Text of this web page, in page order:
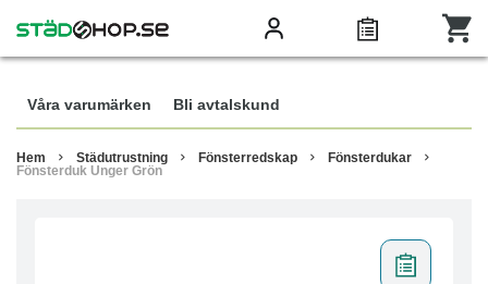
Våra varumärken Bli avtalskund
Hem Städutrustning Fönsterredskap
Fönsterdukar
Fönsterduk Unger Grön